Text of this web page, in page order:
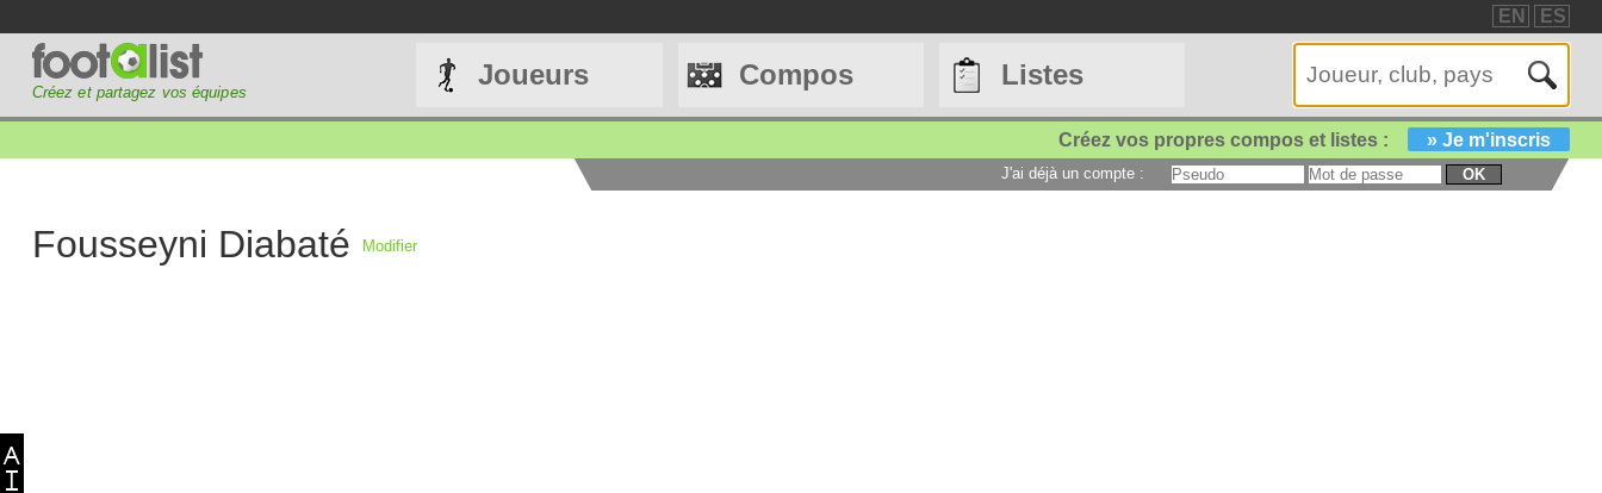
EN ES
Créez et partagez vos équipes
Joueurs Compos Listes
Créez vos propres compos et listes : » Je m'inscris
J'ai déjà un compte : OK
Fousseyni Diabaté Modifier